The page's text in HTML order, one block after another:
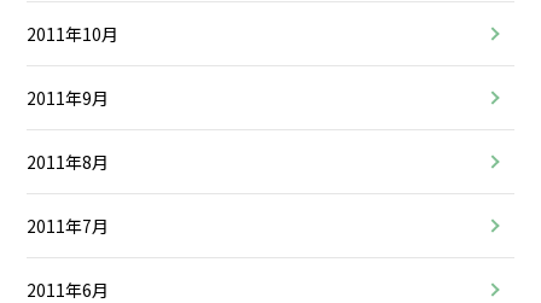
2011年10月
2011年9月
2011年8月
2011年7月
2011年6月